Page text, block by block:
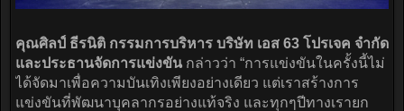
คุณศิลป์ ธีรนิติ กรรมการบริหาร บริษัท เอส 63 โปรเจค จำกัด
และประธานจัดการแข่งขัน กล่าวว่า “การแข่งขันในครั้งนี้ไม่
ได้จัดมาเพื่อความบันเทิงเพียงอย่างเดียว แต่เราสร้างการ
แข่งขันที่พัฒนาบุคลากรอย่างแท้จริง และทุกๆปีทางเรายก